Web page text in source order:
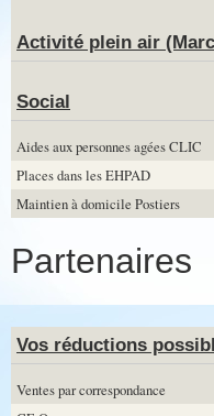
Activité plein air
Social
Aides aux personnes agées CLIC
Places dans les EHPAD
Maintien à domicile Postiers
Partenaires
Vos réductions
Ventes par correspondance